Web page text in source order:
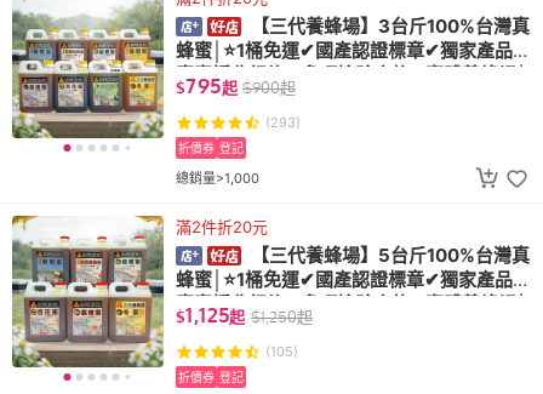
【三代養蜂場】3台斤100%台灣真
蜂蜜│⭐️1桶免運✔國產認證標章✔獨家產品✔
真實採收紀錄✔多項檢驗合格✔實體養蜂場│
$795起 $900起
(293)
總銷量>1,000
折價券 登記
滿2件折20元
【三代養蜂場】5台斤100%台灣真
蜂蜜│⭐️1桶免運✔國產認證標章✔獨家產品✔
真實採收紀錄✔多項檢驗合格✔實體養蜂場│
$1,125起 $1,250起
(105)
折價券 登記